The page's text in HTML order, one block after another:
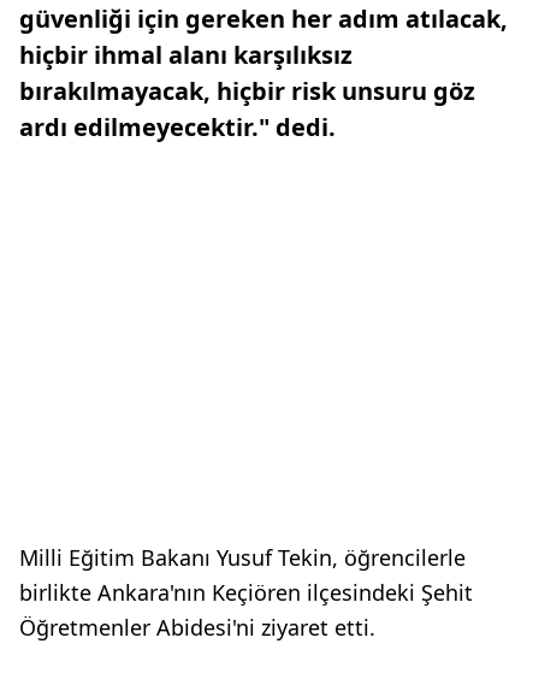
güvenliği için gereken her adım atılacak,
hiçbir ihmal alanı karşılıksız
bırakılmayacak, hiçbir risk unsuru göz
ardı edilmeyecektir." dedi.
Milli Eğitim Bakanı Yusuf Tekin, öğrencilerle
birlikte Ankara'nın Keçiören ilçesindeki Şehit
Öğretmenler Abidesi'ni ziyaret etti.